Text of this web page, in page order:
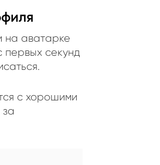
на аватарке
первых секунд
с хорошими
за